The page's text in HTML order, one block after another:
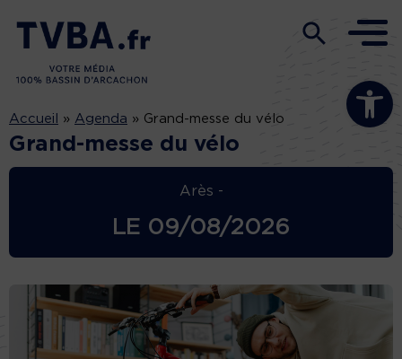
Ouvrir la
Accueil » Agenda » Grand-messe du vélo
Grand-messe du vélo
Arès -
LE 09/08/2026